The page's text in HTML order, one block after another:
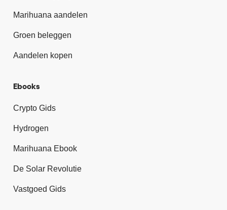
Marihuana aandelen
Groen beleggen
Aandelen kopen
Ebooks
Crypto Gids
Hydrogen
Marihuana Ebook
De Solar Revolutie
Vastgoed Gids